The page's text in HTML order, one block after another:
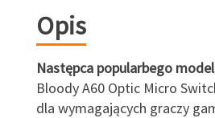
Opis
Następca popularbego
Bloody A60 Optic Micro
dla wymagających graczy